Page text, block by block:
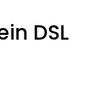
DSL